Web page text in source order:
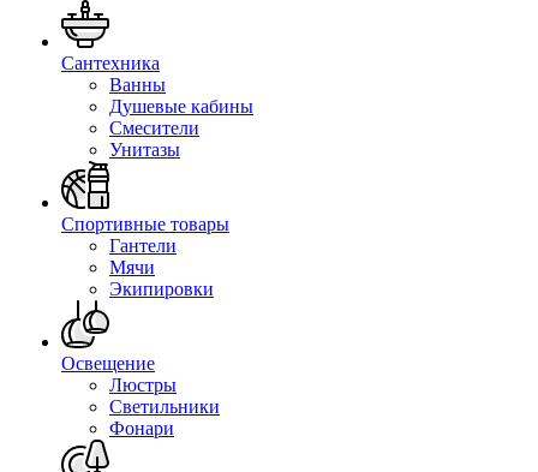
Сантехника
Ванны
Душевые кабины
Смесители
Унитазы
Спортивные товары
Гантели
Мячи
Экипировки
Освещение
Люстры
Светильники
Фонари